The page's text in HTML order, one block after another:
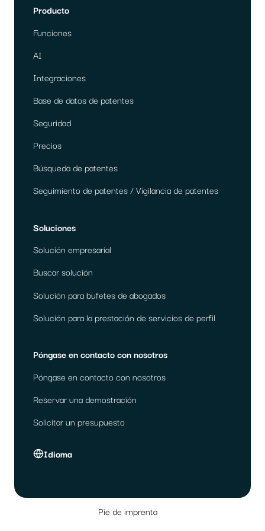
g
a
c
i
ó
n
Producto
Funciones
AI
Integraciones
Base de datos de patentes
Seguridad
Precios
Búsqueda de patentes
Seguimiento de patentes / Vigilancia de patentes
Soluciones
Solución empresarial
Buscar solución
Solución para bufetes de abogados
Solución para la prestación de servicios de perfil
Póngase en contacto con nosotros
Póngase en contacto con nosotros
Reservar una demostración
Solicitar un presupuesto
Idioma
Pie de imprenta